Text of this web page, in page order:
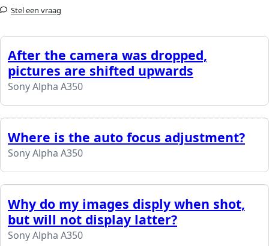
Stel een vraag
After the camera was dropped,
pictures are shifted upwards
Sony Alpha A350
Where is the auto focus adjustment?
Sony Alpha A350
Why do my images disply when shot,
but will not display latter?
Sony Alpha A350